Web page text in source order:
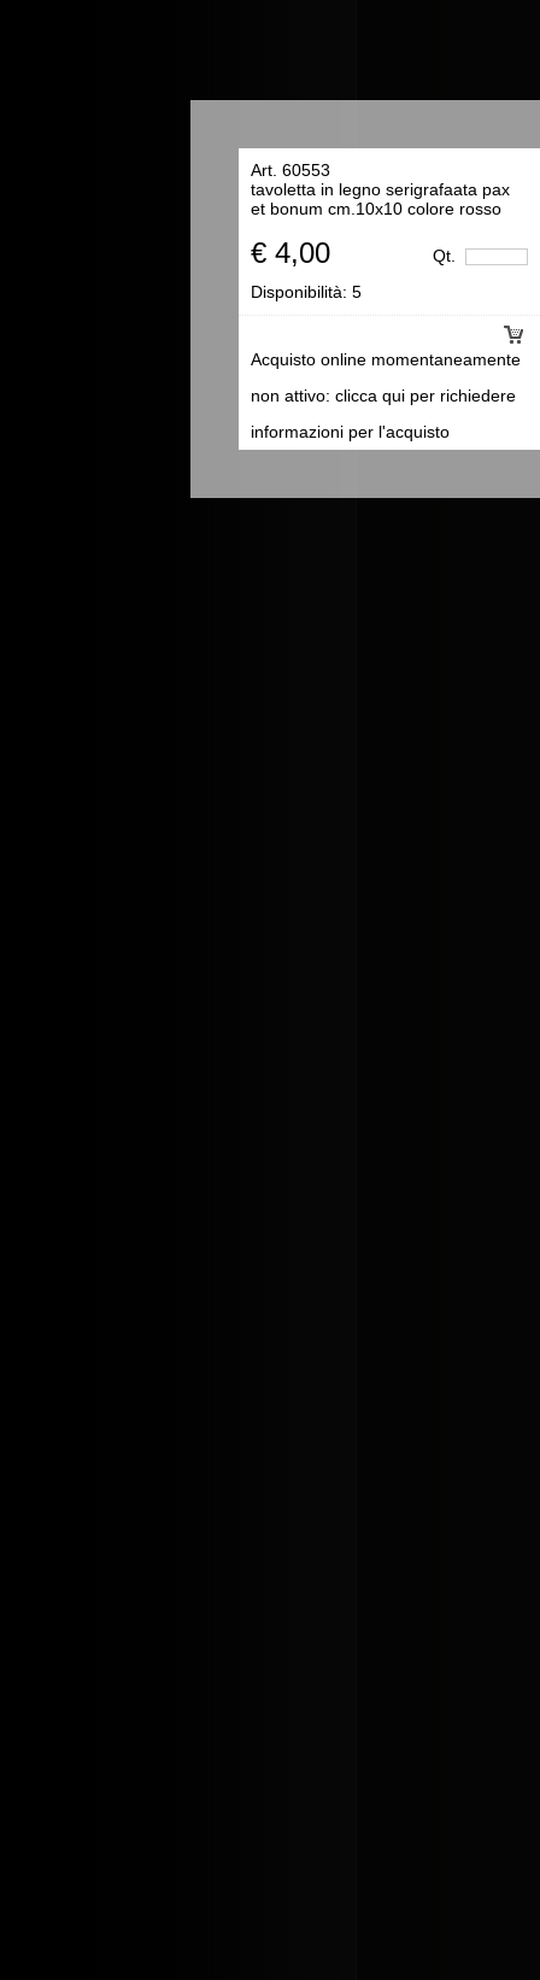
Art. 60553
tavoletta in legno serigrafaata pax
et bonum cm.10x10 colore rosso
€ 4,00 Qt.
Acquisto online momentaneamente
non attivo: clicca qui per richiedere
informazioni per l'acquisto
Disponibilità: 5